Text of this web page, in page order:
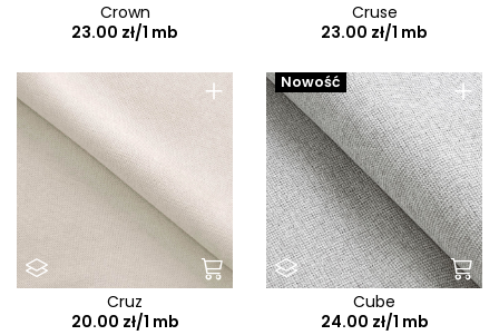
Crown
23.00 zł/1 mb
Cruse
23.00 zł/1 mb
+
Cruz
20.00 zł/1 mb
+
Nowość
Cube
24.00 zł/1 mb